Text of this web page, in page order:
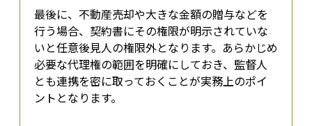
最後に、不動産売却や大きな金額の贈与などを
行う場合、契約書にその権限が明示されていな
いと任意後見人の権限外となります。あらかじめ
必要な代理権の範囲を明確にしておき、監督人
とも連携を密に取っておくことが実務上のポイ
ントとなります。